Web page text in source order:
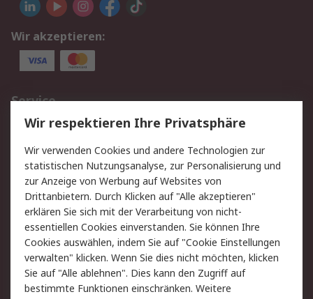
Wir akzeptieren:
Service
Value Added Services
Lieferlösungen
Rücksendungen
Kontakt
Hilfe
Rechtliches
AGB
Datenschutz
Cookie-Richtlinie
Zahlungsbedingungen
Copyright/Impressum
Wir respektieren Ihre Privatsphäre
Wir verwenden Cookies und andere Technologien zur
statistischen Nutzungsanalyse, zur Personalisierung und
zur Anzeige von Werbung auf Websites von
Drittanbietern. Durch Klicken auf "Alle akzeptieren"
erklären Sie sich mit der Verarbeitung von nicht-
essentiellen Cookies einverstanden. Sie können Ihre
Cookies auswählen, indem Sie auf "Cookie Einstellungen
verwalten" klicken. Wenn Sie dies nicht möchten, klicken
Sie auf "Alle ablehnen". Dies kann den Zugriff auf
bestimmte Funktionen einschränken. Weitere